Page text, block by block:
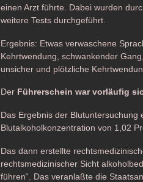
einen Arzt führte. Dabei wurden
weitere Tests durchgeführt.
Ergebnis: Etwas verwaschene
Kehrtwendung, schwankender
unsicher und plötzliche
Der Führerschein war vorläufig
Das Ergebnis der Blutuntersuchung
Blutalkoholkonzentration von 1,02
Das dann erstellte
rechtsmedizinischer Sicht
führen“. Das veranlaßte die